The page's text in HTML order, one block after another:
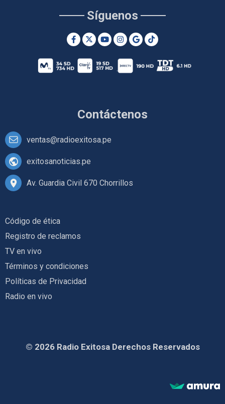
Contáctenos
ventas@radioexitosa.pe
exitosanoticias.pe
Av. Guardia Civil 670 Chorrillos
Síguenos
Código de ética
Registro de reclamos
TV en vivo
Términos y condiciones
Políticas de Privacidad
Radio en vivo
© 2026 Radio Exitosa Derechos Reservados